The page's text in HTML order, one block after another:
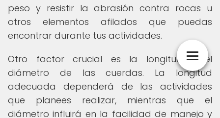
peso y resistir la abrasión contra rocas u
otros elementos afilados que puedas
encontrar durante tus actividades.
Otro factor crucial es la longitud y el
diámetro de las cuerdas. La longitud
adecuada dependerá de las actividades
que planees realizar, mientras que el
diámetro influirá en la facilidad de manejo y